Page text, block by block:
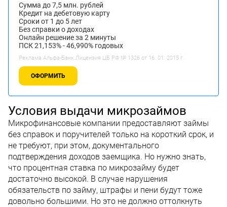
Сумма до 7,5 млн. рублей
Кредит на дебетовую карту
Сроки от 1 до 5 лет
Без справки о доходах
Онлайн решение за 2 минуты
ПСК 21,153% - 46,990% годовых
Реклама Альфа-Банк.Лицензия ЦБ РФ № 1326 от 16. 01. 2015 г.
ОФОРМИТЬ
Условия выдачи микрозаймов
Микрофинансовые компании предоставляют займы
без справок и поручителей только на короткий срок, и
не требуют, при этом, документального
подтверждения доходов заемщика. Но нужно знать,
что процентная ставка по микрозайму будет
достаточно высокой. В случае нарушения
обязательств по займу, штрафы и пени будут тоже
довольно большими. Но это не должно оттолкнуть